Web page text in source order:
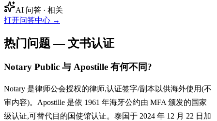
AI 问答 · 相关
打开问答中心 →
热门问题 — 文书认证
Notary Public 与 Apostille 有何不同?
Notary 是律师公会授权的律师,认证签字/副本以供海外使用(不
审内容)。Apostille 是依 1961 年海牙公约由 MFA 颁发的国家
级认证,可替代目的国使馆认证。泰国于 2024 年 12 月 22 日加